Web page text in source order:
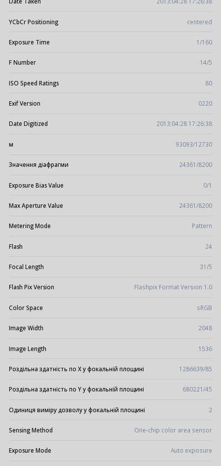
YCbCr Positioning centered
Exposure Time 1/160
F Number 14/5
ISO Speed Ratings 80
Exif Version 0220
Date Digitized 2013:04:28 17:26:38
м 93093/12730
Значення діафрагми 24361/8200
Exposure Bias Value 0/1
Max Aperture Value 24361/8200
Metering Mode Pattern
Flash 24
Focal Length 31/5
Flash Pix Version Flashpix Format Version 1.0
Color Space sRGB
Image Width 2048
Image Length 1536
Роздільна здатність по X у фокальній площині 1286639/85
Роздільна здатність по Y у фокальній площині 680221/45
Одиниця виміру дозволу у фокальній площині 2
Sensing Method One-chip color area sensor
Exposure Mode Auto exposure